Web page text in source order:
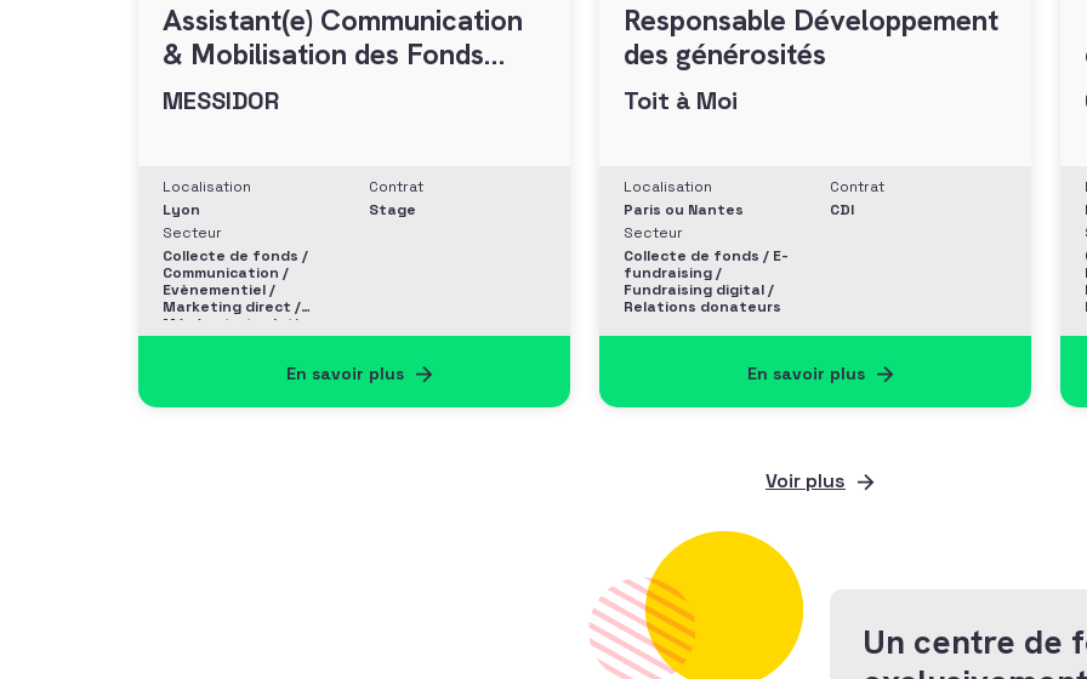
Assistant(e) Communication
& Mobilisation des Fonds
(H/F)
MESSIDOR
Localisation
Lyon
Secteur
Collecte de fonds /
Communication /
Evènementiel /
Marketing direct /
Mécénat et relation
entreprise
Contrat
Stage
En savoir plus
Responsable Développement
des générosités
Toit à Moi
Localisation
Paris ou Nantes
Secteur
Collecte de fonds / E-
fundraising /
Fundraising digital /
Relations donateurs
Contrat
CDI
En savoir plus
Voir plus
Un centre de